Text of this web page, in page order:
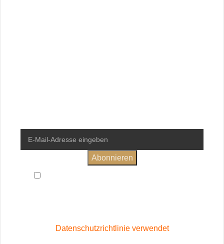
Datenschutzrichtlinie verwendet